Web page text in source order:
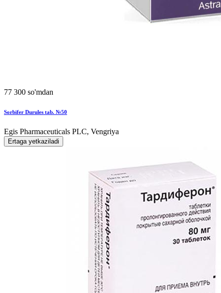
77 300 so'mdan
Sorbifer Durules tab. №50
Egis Pharmaceuticals PLC, Vengriya
Ertaga yetkaziladi